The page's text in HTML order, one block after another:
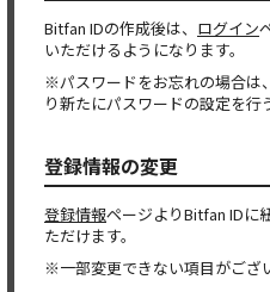
Bitfan IDの作成後は、 ログイン
いただけるようになります。
※パスワードをお忘れの場合は、
り新たにパスワードの設定を行
登録情報の変更
登録情報ページよりBitfan IDに
ただけます。
※一部変更できない項目がござ